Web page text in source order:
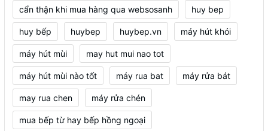
cẩn thận khi mua hàng qua websosanh huy bep
huy bếp huybep huybep.vn máy hút khói
máy hút mùi may hut mui nao tot
máy hút mùi nào tốt máy rua bat máy rửa bát
may rua chen máy rửa chén
mua bếp từ hay bếp hồng ngoại